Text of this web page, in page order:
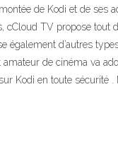
de Kodi et de
TV propose tout
d’autres
de cinéma va
Kodi en toute